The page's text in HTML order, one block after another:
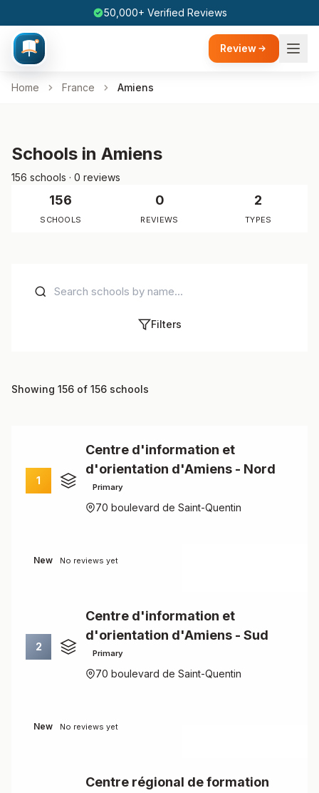
50,000+ Verified Reviews
Review
Home France Amiens
Schools in Amiens
156 schools · 0 reviews
156
SCHOOLS
0
REVIEWS
2
TYPES
Filters
Showing 156 of 156 schools
1
Centre d'information et
d'orientation d'Amiens - Nord
Primary
70 boulevard de Saint-Quentin
New No reviews yet
2
Centre d'information et
d'orientation d'Amiens - Sud
Primary
70 boulevard de Saint-Quentin
New No reviews yet
Centre régional de formation